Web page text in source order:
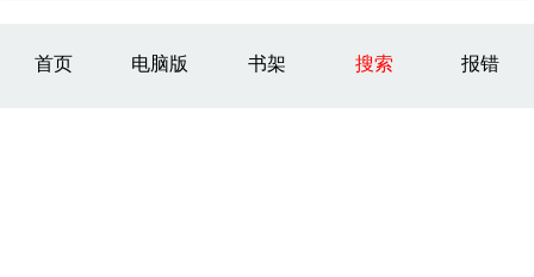
首页 电脑版 书架 搜索 报错